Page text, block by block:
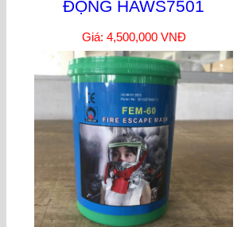
ĐỘNG HAWS7501
Giá: 4,500,000 VNĐ